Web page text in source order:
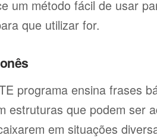
um método fácil de usar
que utilizar for.
programa ensina frases
estruturas que podem ser
em situações